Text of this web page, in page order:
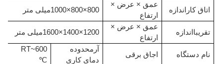
اتاق کاراندازه
عمق × عرض ×
ارتفاع
800×800×1000 میلی متر
تقریبااندازه
عمق × عرض ×
ارتفاع
1200×1400×1600 میلی متر
نام دستگاه اجاق برقی
آرمحدوده
دمای کاری
RT~600
℃